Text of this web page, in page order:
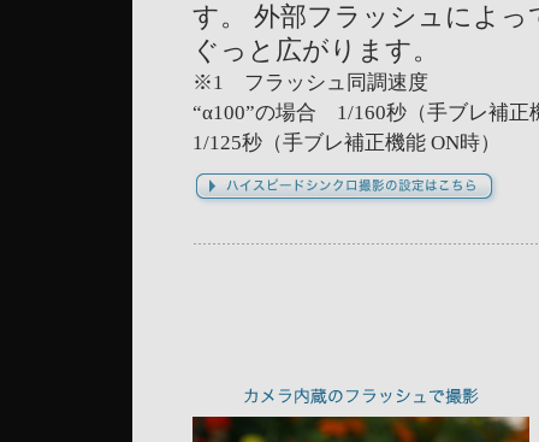
す。 外部フラッシュによっ
ぐっと広がります。
※1 フラッシュ同調速度
“α100”の場合 1/160秒（手ブレ補正
1/125秒（手ブレ補正機能 ON時）